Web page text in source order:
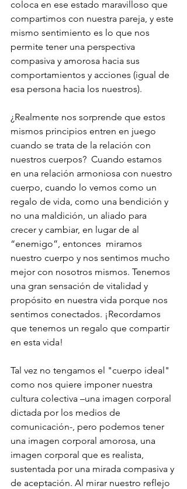
coloca en ese estado maravilloso que
compartimos con nuestra pareja, y este
mismo sentimiento es lo que nos
permite tener una perspectiva
compasiva y amorosa hacia sus
comportamientos y acciones (igual de
esa persona hacia los nuestros).
¿Realmente nos sorprende que estos
mismos principios entren en juego
cuando se trata de la relación con
nuestros cuerpos?  Cuando estamos
en una relación armoniosa con nuestro
cuerpo, cuando lo vemos como un
regalo de vida, como una bendición y
no una maldición, un aliado para
crecer y cambiar, en lugar de al
“enemigo”, entonces  miramos
nuestro cuerpo y nos sentimos mucho
mejor con nosotros mismos. Tenemos
una gran sensación de vitalidad y
propósito en nuestra vida porque nos
sentimos conectados. ¡Recordamos
que tenemos un regalo que compartir
en esta vida!
Tal vez no tengamos el "cuerpo ideal"
como nos quiere imponer nuestra
cultura colectiva –una imagen corporal
dictada por los medios de
comunicación-, pero podemos tener
una imagen corporal amorosa, una
imagen corporal que es realista,
sustentada por una mirada compasiva y
de aceptación. Al mirar nuestro reflejo